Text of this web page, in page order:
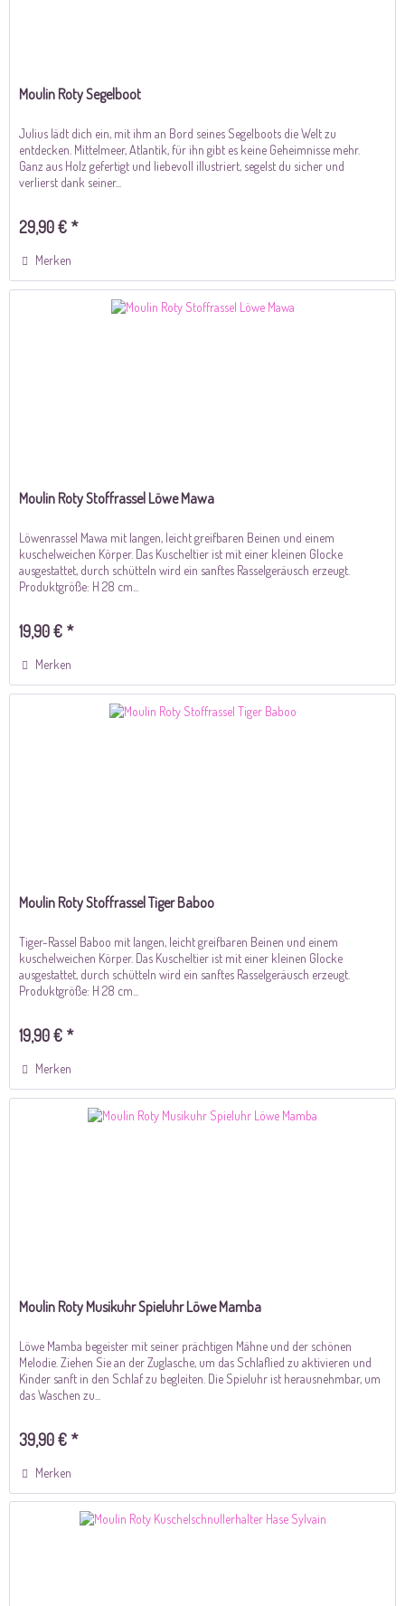
Moulin Roty Segelboot
Julius lädt dich ein, mit ihm an Bord seines Segelboots die Welt zu
entdecken. Mittelmeer, Atlantik, für ihn gibt es keine Geheimnisse mehr.
Ganz aus Holz gefertigt und liebevoll illustriert, segelst du sicher und
verlierst dank seiner...
29,90 € *
Merken
Moulin Roty Stoffrassel Löwe Mawa
Löwenrassel Mawa mit langen, leicht greifbaren Beinen und einem
kuschelweichen Körper. Das Kuscheltier ist mit einer kleinen Glocke
ausgestattet, durch schütteln wird ein sanftes Rasselgeräusch erzeugt.
Produktgröße: H 28 cm...
19,90 € *
Merken
Moulin Roty Stoffrassel Tiger Baboo
Tiger-Rassel Baboo mit langen, leicht greifbaren Beinen und einem
kuschelweichen Körper. Das Kuscheltier ist mit einer kleinen Glocke
ausgestattet, durch schütteln wird ein sanftes Rasselgeräusch erzeugt.
Produktgröße: H 28 cm...
19,90 € *
Merken
Moulin Roty Musikuhr Spieluhr Löwe Mamba
Löwe Mamba begeister mit seiner prächtigen Mähne und der schönen
Melodie. Ziehen Sie an der Zuglasche, um das Schlaflied zu aktivieren und
Kinder sanft in den Schlaf zu begleiten. Die Spieluhr ist herausnehmbar, um
das Waschen zu...
39,90 € *
Merken